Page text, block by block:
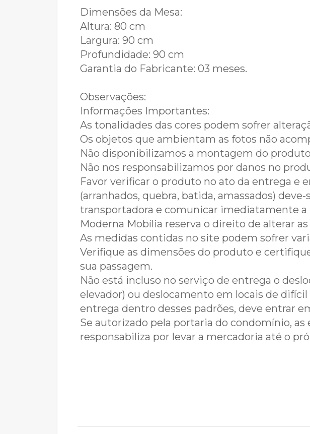
Dimensões da Mesa:
Altura: 80 cm
Largura: 90 cm
Profundidade: 90 cm
Garantia do Fabricante: 03 meses.
Observações:
Informações Importantes:
As tonalidades das cores podem sofrer
Os objetos que ambientam as fotos não
Não disponibilizamos a montagem do
Não nos responsabilizamos por danos no
Favor verificar o produto no ato da entrega e
(arranhados, quebra, batida, amassados)
transportadora e comunicar imediatamente a
Moderna Mobília reserva o direito de alterar
As medidas contidas no site podem sofrer
Verifique as dimensões do produto e
sua passagem.
Não está incluso no serviço de entrega o
elevador) ou deslocamento em locais de
entrega dentro desses padrões, deve entrar
Se autorizado pela portaria do condomínio,
responsabiliza por levar a mercadoria até o